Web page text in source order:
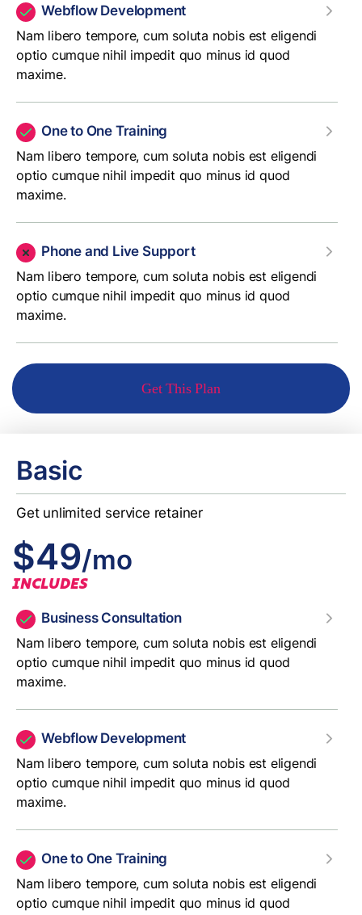
Webflow Development
Nam libero tempore, cum soluta nobis est eligendi
optio cumque nihil impedit quo minus id quod
maxime.
One to One Training
Nam libero tempore, cum soluta nobis est eligendi
optio cumque nihil impedit quo minus id quod
maxime.
Phone and Live Support
Nam libero tempore, cum soluta nobis est eligendi
optio cumque nihil impedit quo minus id quod
maxime.
Get This Plan
Basic
Get unlimited service retainer
$49/mo
INCLUDES
Business Consultation
Nam libero tempore, cum soluta nobis est eligendi
optio cumque nihil impedit quo minus id quod
maxime.
Webflow Development
Nam libero tempore, cum soluta nobis est eligendi
optio cumque nihil impedit quo minus id quod
maxime.
One to One Training
Nam libero tempore, cum soluta nobis est eligendi
optio cumque nihil impedit quo minus id quod